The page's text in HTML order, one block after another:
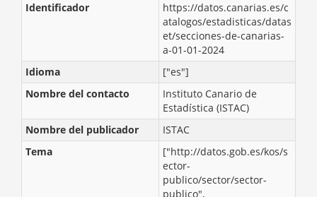
Identificador
https://datos.canarias.es/c
atalogos/estadisticas/datas
et/secciones-de-canarias-
a-01-01-2024
Idioma
["es"]
Nombre del contacto
Instituto Canario de
Estadística (ISTAC)
Nombre del publicador
ISTAC
Tema
["http://datos.gob.es/kos/s
ector-
publico/sector/sector-
publico",